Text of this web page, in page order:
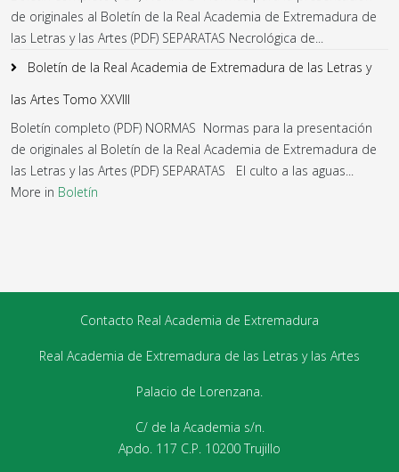
de originales al Boletín de la Real Academia de Extremadura de
las Letras y las Artes (PDF) SEPARATAS Necrológica de...
Boletín de la Real Academia de Extremadura de las Letras y
las Artes Tomo XXVIII
Boletín completo (PDF) NORMAS Normas para la presentación
de originales al Boletín de la Real Academia de Extremadura de
las Letras y las Artes (PDF) SEPARATAS El culto a las aguas...
More in Boletín
Contacto Real Academia de Extremadura
Real Academia de Extremadura de las Letras y las Artes
Palacio de Lorenzana.
C/ de la Academia s/n.
Apdo. 117 C.P. 10200 Trujillo